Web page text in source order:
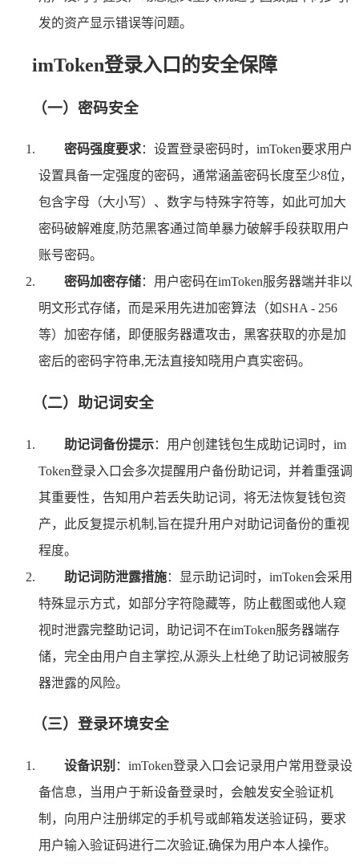
发的资产显示错误等问题。
imToken登录入口的安全保障
（一）密码安全
密码强度要求：设置登录密码时，imToken要求用户
设置具备一定强度的密码，通常涵盖密码长度至少8位，
包含字母（大小写）、数字与特殊字符等，如此可加大
密码破解难度,防范黑客通过简单暴力破解手段获取用户
账号密码。
密码加密存储：用户密码在imToken服务器端并非以
明文形式存储，而是采用先进加密算法（如SHA - 256
等）加密存储，即便服务器遭攻击，黑客获取的亦是加
密后的密码字符串,无法直接知晓用户真实密码。
（二）助记词安全
助记词备份提示：用户创建钱包生成助记词时，im
Token登录入口会多次提醒用户备份助记词，并着重强调
其重要性，告知用户若丢失助记词，将无法恢复钱包资
产，此反复提示机制,旨在提升用户对助记词备份的重视
程度。
助记词防泄露措施：显示助记词时，imToken会采用
特殊显示方式，如部分字符隐藏等，防止截图或他人窥
视时泄露完整助记词，助记词不在imToken服务器端存
储，完全由用户自主掌控,从源头上杜绝了助记词被服务
器泄露的风险。
（三）登录环境安全
设备识别 ：imToken登录入口会记录用户常用登录设
备信息，当用户于新设备登录时，会触发安全验证机
制，向用户注册绑定的手机号或邮箱发送验证码，要求
用户输入验证码进行二次验证,确保为用户本人操作。